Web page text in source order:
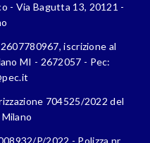
- Via Bagutta 13, 20121 -
iscrizione al
MI - 2672057 - Pec:
704525/2022 del